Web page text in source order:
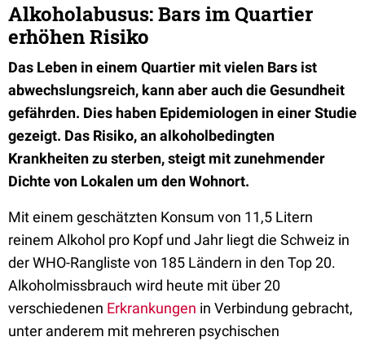
Alkoholabusus: Bars im Quartier
erhöhen Risiko
Das Leben in einem Quartier mit vielen Bars ist
abwechslungsreich, kann aber auch die Gesundheit
gefährden. Dies haben Epidemiologen in einer Studie
gezeigt. Das Risiko, an alkoholbedingten
Krankheiten zu sterben, steigt mit zunehmender
Dichte von Lokalen um den Wohnort.
Mit einem geschätzten Konsum von 11,5 Litern
reinem Alkohol pro Kopf und Jahr liegt die Schweiz in
der WHO-Rangliste von 185 Ländern in den Top 20.
Alkoholmissbrauch wird heute mit über 20
verschiedenen Erkrankungen in Verbindung gebracht,
unter anderem mit mehreren psychischen